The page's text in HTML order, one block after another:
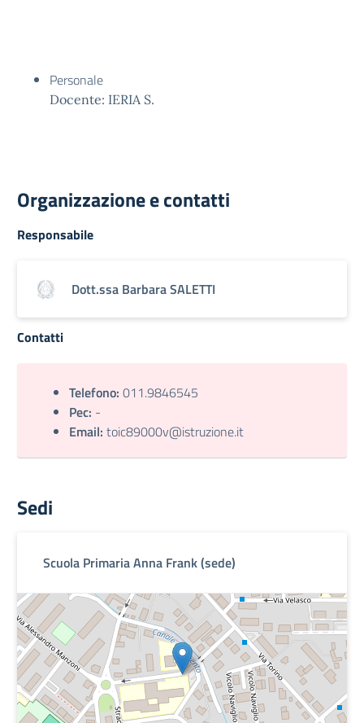
Personale
Docente: IERIA S.
Organizzazione e contatti
Responsabile
Dott.ssa Barbara SALETTI
Contatti
Telefono: 011.9846545
Pec: -
Email: toic89000v@istruzione.it
Sedi
Scuola Primaria Anna Frank (sede)